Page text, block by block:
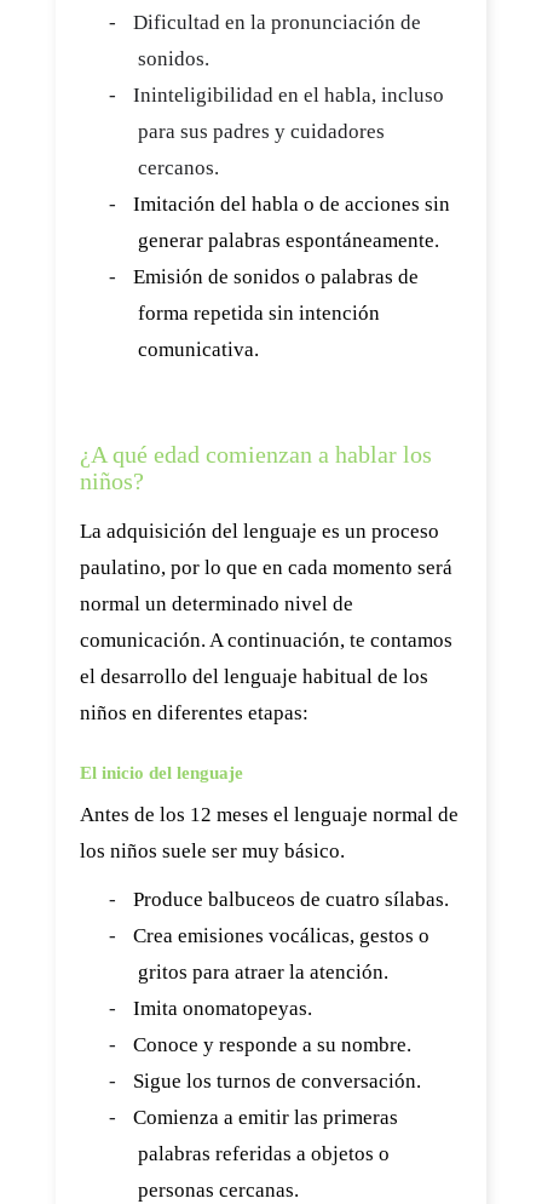
-
Dificultad en la pronunciación de
sonidos.
-
Ininteligibilidad en el habla, incluso
para sus padres y cuidadores
cercanos.
-
Imitación del habla o de acciones sin
generar palabras espontáneamente.
-
Emisión de sonidos o palabras de
forma repetida sin intención
comunicativa.
¿A qué edad comienzan a hablar los
niños?
La adquisición del lenguaje es un proceso
paulatino, por lo que en cada momento será
normal un determinado nivel de
comunicación. A continuación, te contamos
el desarrollo del lenguaje habitual de los
niños en diferentes etapas:
El inicio del lenguaje
Antes de los 12 meses el lenguaje normal de
los niños suele ser muy básico.
-
Produce balbuceos de cuatro sílabas.
-
Crea emisiones vocálicas, gestos o
gritos para atraer la atención.
-
Imita onomatopeyas.
-
Conoce y responde a su nombre.
-
Sigue los turnos de conversación.
-
Comienza a emitir las primeras
palabras referidas a objetos o
personas cercanas.